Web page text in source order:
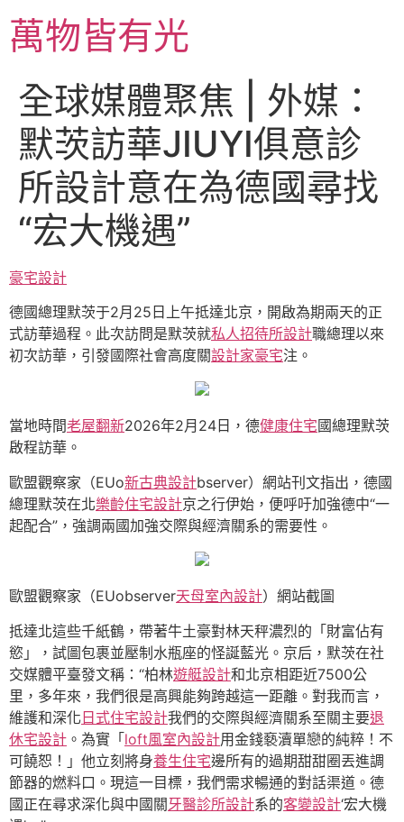
主萬物皆有光
全球媒體聚焦 | 外媒：
默茨訪華JIUYI俱意診
所設計意在為德國尋找
“宏大機遇”
豪宅設計
德國總理默茨于2月25日上午抵達北京，開啟為期兩天的正
式訪華過程。此次訪問是默茨就私人招待所設計職總理以來
初次訪華，引發國際社會高度關設計家豪宅注。
當地時間老屋翻新2026年2月24日，德健康住宅國總理默茨
啟程訪華。
歐盟觀察家（EUo新古典設計bserver）網站刊文指出，德國
總理默茨在北樂齡住宅設計京之行伊始，便呼吁加強德中“一
起配合”，強調兩國加強交際與經濟關系的需要性。
歐盟觀察家（EUobserver天母室內設計）網站截圖
抵達北這些千紙鶴，帶著牛土豪對林天秤濃烈的「財富佔有
慾」，試圖包裹並壓制水瓶座的怪誕藍光。京后，默茨在社
交媒體平臺發文稱：“柏林遊艇設計和北京相距近7500公
里，多年來，我們很是高興能夠跨越這一距離。對我而言，
維護和深化 日式住宅設計我們的交際與經濟關系至關主要退
休宅設計 。為實「 loft風室內設計用金錢褻瀆單戀的純粹！不
可饒恕！」他立刻將身養生住宅邊所有的過期甜甜圈丟進調
節器的燃料口。現這一目標，我們需求暢通的對話渠道。德
國正在尋求深化與中國關牙醫診所設計系的客變設計‘宏大機